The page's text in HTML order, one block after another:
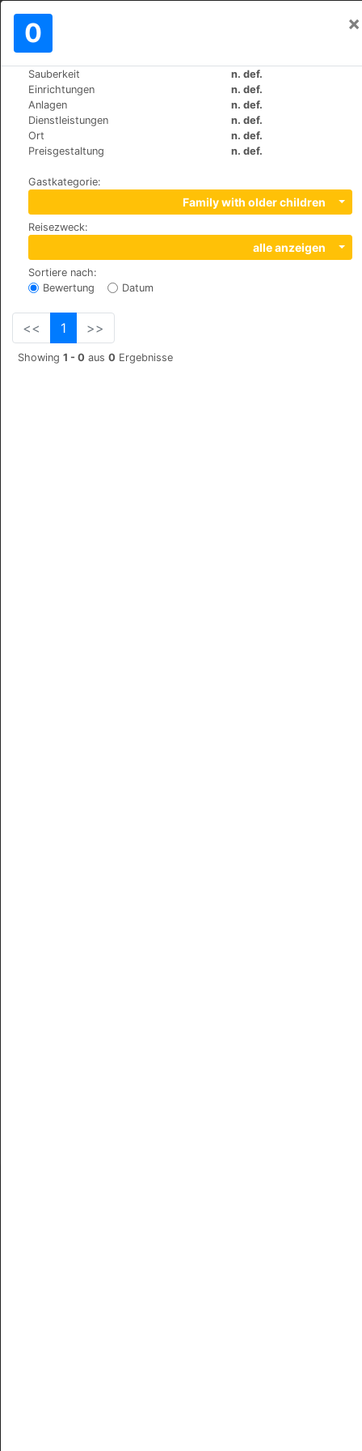
0 ×
Sauberkeit
n. def.
Einrichtungen
n. def.
Anlagen
n. def.
Dienstleistungen
n. def.
Ort
n. def.
Preisgestaltung
n. def.
Gastkategorie:
Family with older children
Reisezweck:
alle anzeigen
Sortiere nach:
Bewertung
Datum
<< 1 >>
Showing 1 - 0 aus 0 Ergebnisse
Weltweit>Spain
Hotel y Apartamentos Roc El Pinar
+34 971213090